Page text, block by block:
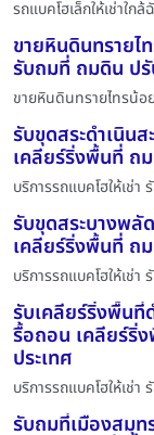
รถแบคโฮเล็กให้เช่าใ
ขายหินดินทรายไ
รับถมที่ ถมดิน ป
ขายหินดินทรายไทรน้อ
รับขุดสระดำเนิน
เคลียร์ริ่งพื้นที่ ถ
บริการรถแบคโฮให้เช่
รับขุดสระบางพลั
เคลียร์ริ่งพื้นที่ ถ
บริการรถแบคโฮให้เช่
รับเคลียร์ริ่งพื้นที่
รื้อถอน เคลียร์ริ่
ประเทศ
บริการรถแบคโฮให้เช่
รับถมที่เมืองสมุท